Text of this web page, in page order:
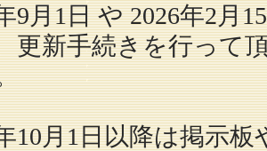
9月1日 や 2026年2月
更新手続きを行って
10月1日以降は掲示